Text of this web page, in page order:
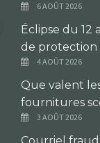
6 AOÛT 2026
Éclipse du
de protection
4 AOÛT 2026
Que valent
fournitures
3 AOÛT 2026